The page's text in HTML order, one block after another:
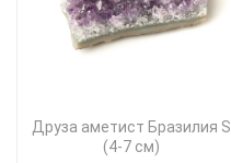
Друза аметист Бразилия S
(4-7 см)